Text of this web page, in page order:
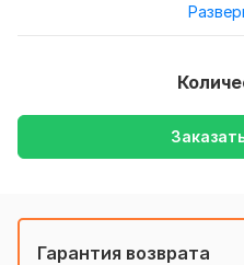
От вас требуется документ,
Перевод делается
Работа, карьера,
Гарантия возврата